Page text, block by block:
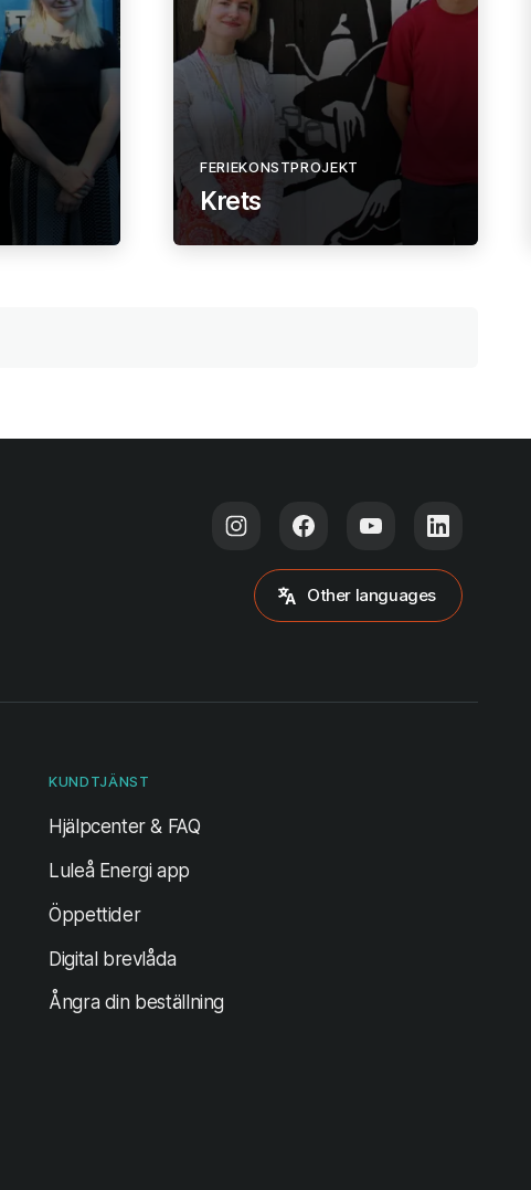
Krets
FERIEKONSTPROJEKT
Other languages
KUNDTJÄNST
Hjälpcenter & FAQ
Luleå Energi app
Öppettider
Digital brevlåda
Ångra din beställning